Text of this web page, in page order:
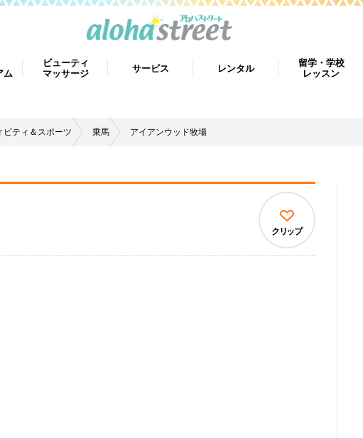
ム
ビューティ
マッサージ
サービス レンタル
留学・学校
レッスン
ビティ＆スポーツ 乗馬 アイアンウッド牧場
クリップ